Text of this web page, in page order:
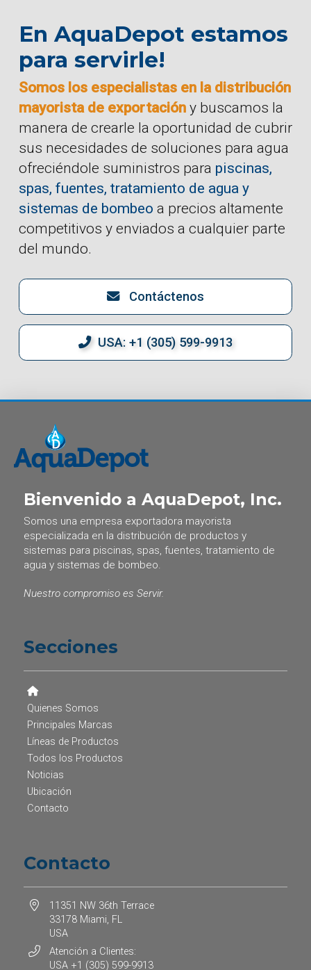
En AquaDepot estamos
para servirle!
Somos los especialistas en la distribución
mayorista de exportacióny buscamos la
manera de crearle la oportunidad de cubrir
sus necesidades de soluciones para agua
ofreciéndole suministros para piscinas,
spas, fuentes, tratamiento de agua y
sistemas de bombeo a precios altamente
competitivos y enviados a cualquier parte
del mundo.
Contáctenos
USA: +1 (305) 599-9913
Bienvenido a AquaDepot, Inc.
Somos una empresa exportadora mayorista
especializada en la distribución de productos y
sistemas para piscinas, spas, fuentes, tratamiento de
agua y sistemas de bombeo.
Nuestro compromiso es Servir.
Secciones
Quienes Somos
Principales Marcas
Líneas de Productos
Todos los Productos
Noticias
Ubicación
Contacto
Contacto
11351 NW 36th Terrace
33178 Miami, FL
USA
Atención a Clientes:
USA +1 (305) 599-9913